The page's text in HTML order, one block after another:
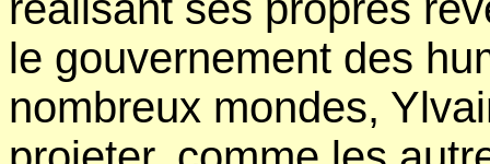
le gouvernement des
nombreux mondes,